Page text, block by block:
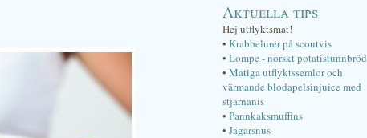
Aktuella tips
Hej utflyktsmat!
• Krabbelurer på scoutvis
• Lompe - norskt potatistunnbröd
• Matiga utflyktssemlor och
värmande blodapelsinjuice med
stjärnanis
• Pannkaksmuffins
• Jägarsnus